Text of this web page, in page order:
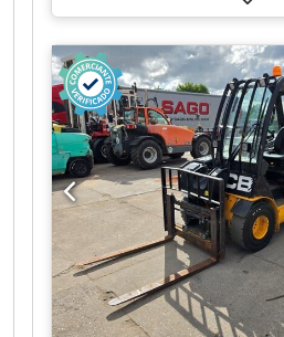
TRICOM XL D24-100 Color:
las imágenes, según las
de fabricación: 2011 Estado: